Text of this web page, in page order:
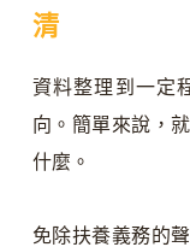
清
資料整理到一定
向。簡單來說，
什麼。
免除扶養義務的